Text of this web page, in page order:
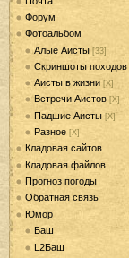
Форум
Фотоальбом
Алые Аисты [33]
Скриншоты походов
Аисты в жизни [Х]
Встречи Аистов [Х]
Падшие Аисты [Х]
Разное [Х]
Кладовая сайтов
Кладовая файлов
Прогноз погоды
Обратная связь
Юмор
Баш
L2Баш